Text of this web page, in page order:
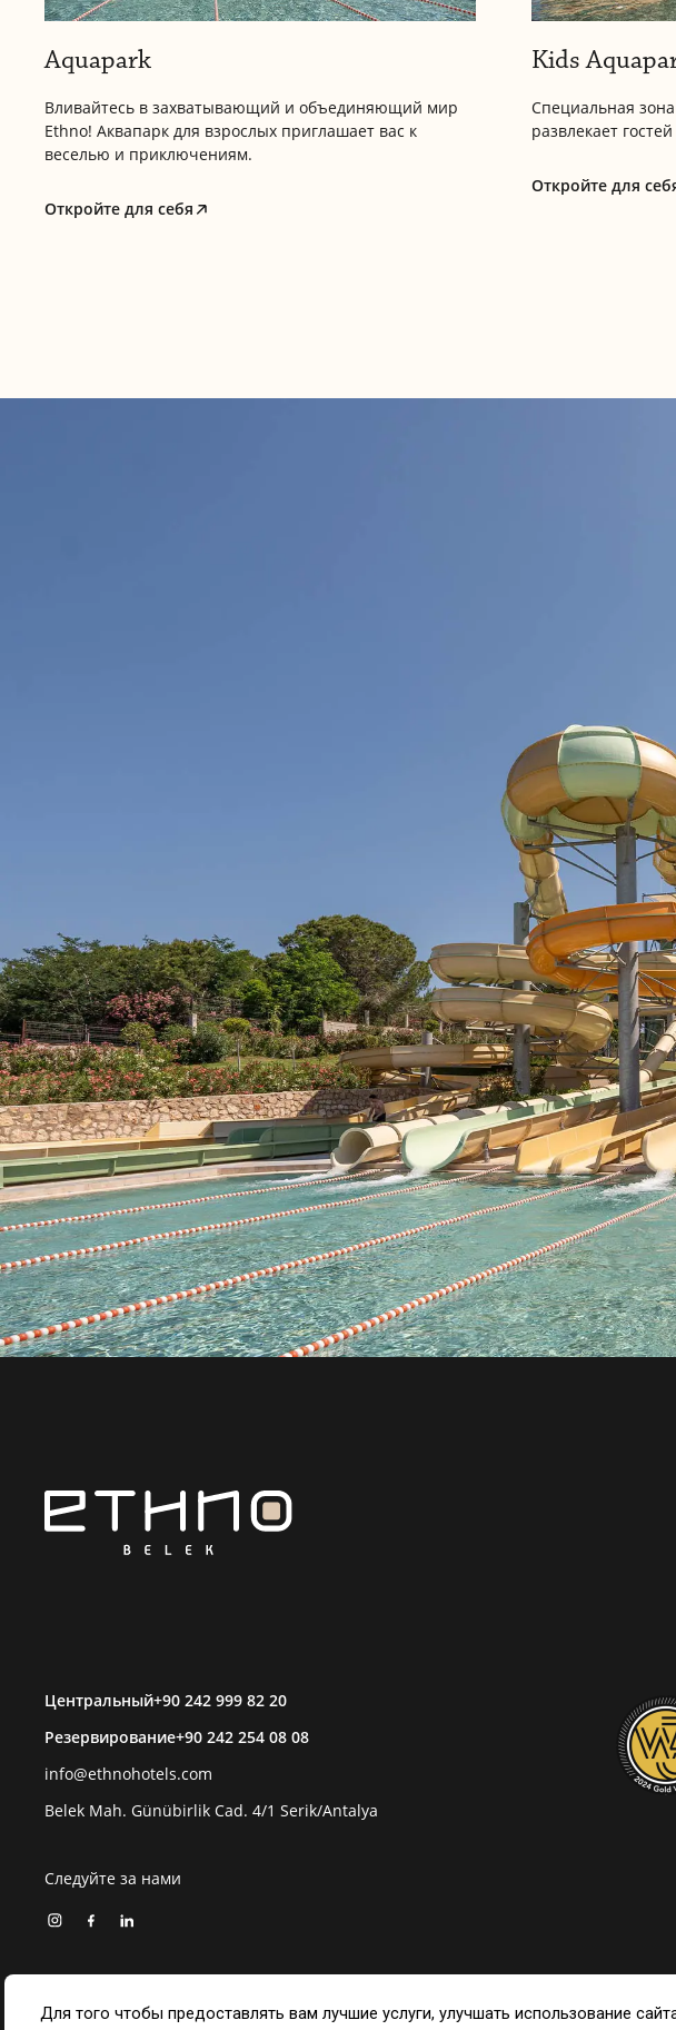
Aquapark
Вливайтесь в захватывающий и объединяющий мир
Ethno! Аквапарк для взрослых приглашает вас к
веселью и приключениям.
Откройте для себя
Kids
Специальная
развлекает
Откройте для
Центральный+90 242 999 82 20
Резервирование+90 242 254 08 08
info@ethnohotels.com
Belek Mah. Günübirlik Cad. 4/1 Serik/Antalya
Следуйте за нами